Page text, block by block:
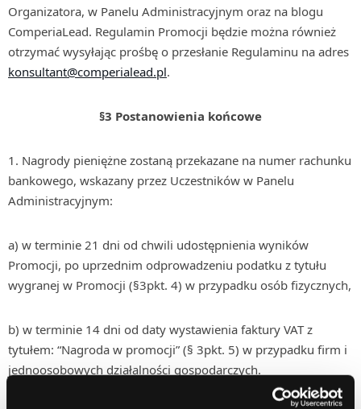
Organizatora, w Panelu Administracyjnym oraz na blogu
ComperiaLead. Regulamin Promocji będzie można również
otrzymać wysyłając prośbę o przesłanie Regulaminu na adres
konsultant@comperialead.pl.
§3 Postanowienia końcowe
1. Nagrody pieniężne zostaną przekazane na numer rachunku
bankowego, wskazany przez Uczestników w Panelu
Administracyjnym:
a) w terminie 21 dni od chwili udostępnienia wyników
Promocji, po uprzednim odprowadzeniu podatku z tytułu
wygranej w Promocji (§3pkt. 4) w przypadku osób fizycznych,
b) w terminie 14 dni od daty wystawienia faktury VAT z
tytułem: “Nagroda w promocji” (§ 3pkt. 5) w przypadku firm i
jednoosobowych działalności gospodarczych.